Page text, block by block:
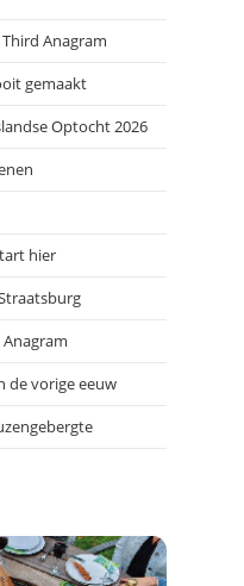
Third Anagram
gemaakt
Optocht 2026
hier
de vorige eeuw